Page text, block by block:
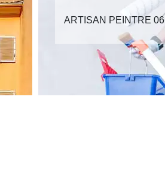
ARTISAN PEINTRE 06